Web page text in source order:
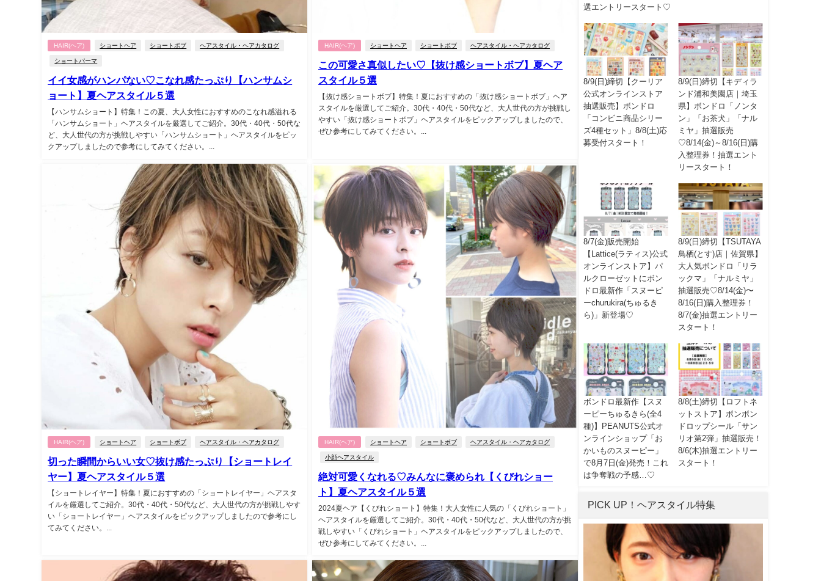
HAIR(ヘア) ショートヘア ショートボブ ヘアスタイル・ヘアカタログ
ショートパーマ
イイ女感がハンパない♡こなれ感たっぷり【ハンサムシ
ョート】夏ヘアスタイル５選
【ハンサムショート】特集！この夏、大人女性におすすめのこなれ感溢れる
「ハンサムショート」ヘアスタイルを厳選してご紹介。30代・40代・50代な
ど、大人世代の方が挑戦しやすい「ハンサムショート」ヘアスタイルをピッ
クアップしましたので参考にしてみてください。...
HAIR(ヘア) ショートヘア ショートボブ ヘアスタイル・ヘアカタログ
この可愛さ真似したい♡【抜け感ショートボブ】夏ヘア
スタイル５選
【抜け感ショートボブ】特集！夏におすすめの「抜け感ショートボブ」ヘア
スタイルを厳選してご紹介。30代・40代・50代など、大人世代の方が挑戦し
やすい「抜け感ショートボブ」ヘアスタイルをピックアップしましたので、
ぜひ参考にしてみてください。...
HAIR(ヘア) ショートヘア ショートボブ ヘアスタイル・ヘアカタログ
切った瞬間からいい女♡抜け感たっぷり【ショートレイ
ヤー】夏ヘアスタイル５選
【ショートレイヤー】特集！夏におすすめの「ショートレイヤー」ヘアスタ
イルを厳選してご紹介。30代・40代・50代など、大人世代の方が挑戦しやす
い「ショートレイヤー」ヘアスタイルをピックアップしましたので参考にし
てみてください。...
HAIR(ヘア) ショートヘア ショートボブ ヘアスタイル・ヘアカタログ
小顔ヘアスタイル
絶対可愛くなれる♡みんなに褒められ【くびれショー
ト】夏ヘアスタイル５選
2024夏ヘア【くびれショート】特集！大人女性に人気の「くびれショート」
ヘアスタイルを厳選してご紹介。30代・40代・50代など、大人世代の方が挑
戦しやすい「くびれショート」ヘアスタイルをピックアップしましたので、
ぜひ参考にしてみてください。...
選エントリースタート♡
8/9(日)締切【クーリア
公式オンラインストア
抽選販売】ボンドロ
「コンビニ商品シリー
ズ4種セット」8/8(土)応
募受付スタート！
8/9(日)締切【キディラ
ンド浦和美園店｜埼玉
県】ボンドロ「ノンタ
ン」「お茶犬」「ナル
ミヤ」抽選販売
♡8/14(金)～8/16(日)購
入整理券！抽選エント
リースタート！
8/7(金)販売開始
【Lattice(ラティス)公式
オンラインストア】パ
ルクローゼットにボン
ドロ最新作「スヌーピ
ーchurukira(ちゅるき
ら)」新登場♡
8/9(日)締切【TSUTAYA
鳥栖(とす)店｜佐賀県】
大人気ボンドロ「リラ
ックマ」「ナルミヤ」
抽選販売♡8/14(金)〜
8/16(日)購入整理券！
8/7(金)抽選エントリー
スタート！
ボンドロ最新作【スヌ
ーピーちゅるきら(全4
種)】PEANUTS公式オ
ンラインショップ「お
かいものスヌーピー」
で8月7日(金)発売！これ
は争奪戦の予感…♡
8/8(土)締切【ロフトネ
ットストア】ボンボン
ドロップシール「サン
リオ第2弾」抽選販売！
8/6(木)抽選エントリー
スタート！
PICK UP！ヘアスタイル特集